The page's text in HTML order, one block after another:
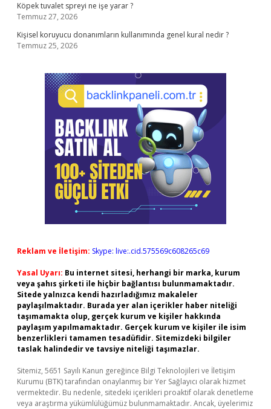
Köpek tuvalet spreyi ne işe yarar ?
Temmuz 27, 2026
Kişisel koruyucu donanımların kullanımında genel kural nedir ?
Temmuz 25, 2026
Reklam ve İletişim: Skype: live:.cid.575569c608265c69
Yasal Uyarı: Bu internet sitesi, herhangi bir marka, kurum
veya şahıs şirketi ile hiçbir bağlantısı bulunmamaktadır.
Sitede yalnızca kendi hazırladığımız makaleler
paylaşılmaktadır. Burada yer alan içerikler haber niteliği
taşımamakta olup, gerçek kurum ve kişiler hakkında
paylaşım yapılmamaktadır. Gerçek kurum ve kişiler ile isim
benzerlikleri tamamen tesadüfidir. Sitemizdeki bilgiler
taslak halindedir ve tavsiye niteliği taşımazlar.
Sitemiz, 5651 Sayılı Kanun gereğince Bilgi Teknolojileri ve İletişim
Kurumu (BTK) tarafından onaylanmış bir Yer Sağlayıcı olarak hizmet
vermektedir. Bu nedenle, sitedeki içerikleri proaktif olarak denetleme
veya araştırma yükümlülüğümüz bulunmamaktadır. Ancak, üyelerimiz